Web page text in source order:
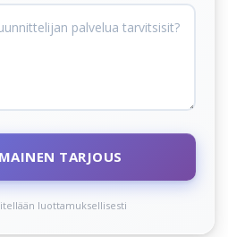
TARJOUS
luottamuksellisesti